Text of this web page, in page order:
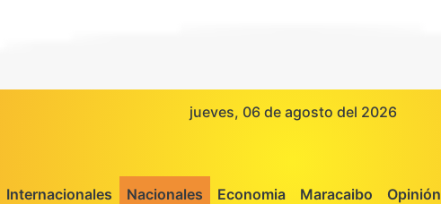
jueves, 06 de agosto del 2026
Internacionales Nacionales Economia Maracaibo Opinión